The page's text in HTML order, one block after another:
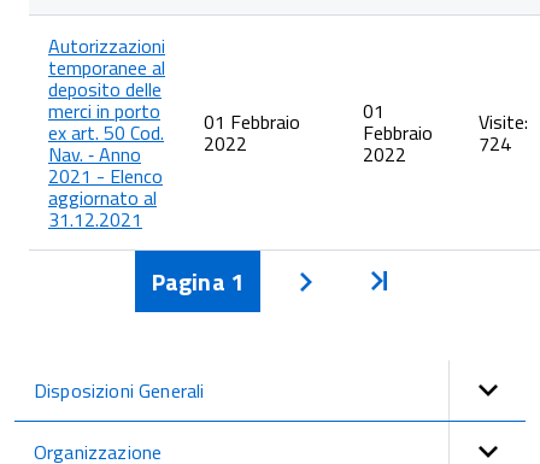
Autorizzazioni
temporanee al
deposito delle
merci in porto
ex art. 50 Cod.
Nav. ‐ Anno
2021 - Elenco
aggiornato al
31.12.2021
01 Febbraio
2022
01
Febbraio
2022
Visite:
724
Pagina 1
Disposizioni Generali
Organizzazione